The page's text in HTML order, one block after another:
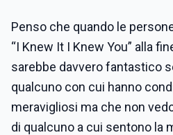
Penso che quando le
“I Knew It I Knew You” alla
sarebbe davvero fantastico
qualcuno con cui hanno
meravigliosi ma che non
di qualcuno a cui sentono la